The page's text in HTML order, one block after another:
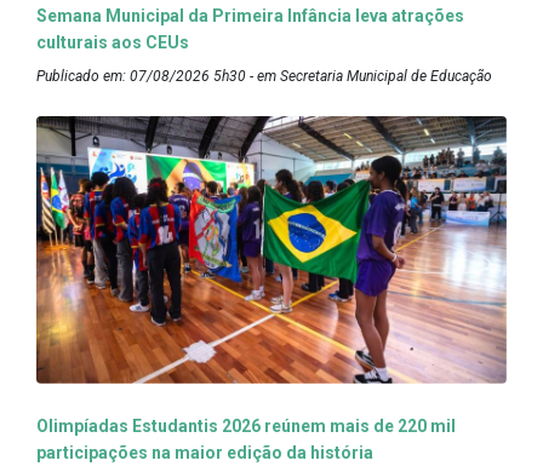
Semana Municipal da Primeira Infância leva atrações
culturais aos CEUs
Publicado em: 07/08/2026 5h30 - em Secretaria Municipal de Educação
Olimpíadas Estudantis 2026 reúnem mais de 220 mil
participações na maior edição da história